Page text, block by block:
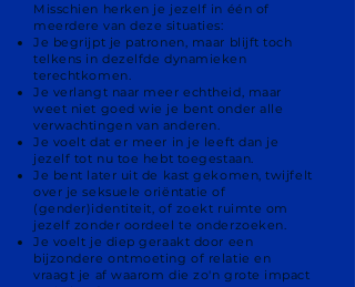
Misschien herken je jezelf in één of
meerdere van deze situaties:
Je begrijpt je patronen, maar blijft toch
telkens in dezelfde dynamieken
terechtkomen.
Je verlangt naar meer echtheid, maar
weet niet goed wie je bent onder alle
verwachtingen van anderen.
Je voelt dat er meer in je leeft dan je
jezelf tot nu toe hebt toegestaan.
Je bent later uit de kast gekomen, twijfelt
over je seksuele oriëntatie of
(gender)identiteit, of zoekt ruimte om
jezelf zonder oordeel te onderzoeken.
Je voelt je diep geraakt door een
bijzondere ontmoeting of relatie en
vraagt je af waarom die zo'n grote impact